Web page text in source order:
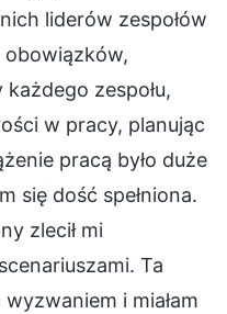
liderów zespołów
obowiązków,
zespołu,
w pracy, planując
pracą było duże
się dość spełniona.
zlecił mi
Ta
i miałam